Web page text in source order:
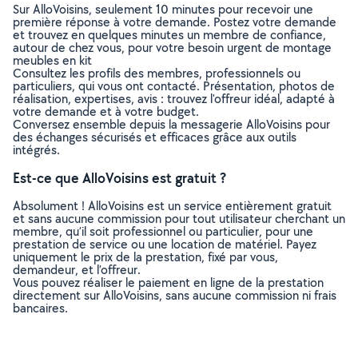
Sur AlloVoisins, seulement 10 minutes pour recevoir une
première réponse à votre demande. Postez votre demande
et trouvez en quelques minutes un membre de confiance,
autour de chez vous, pour votre besoin urgent de montage
meubles en kit
Consultez les profils des membres, professionnels ou
particuliers, qui vous ont contacté. Présentation, photos de
réalisation, expertises, avis : trouvez l'offreur idéal, adapté à
votre demande et à votre budget.
Conversez ensemble depuis la messagerie AlloVoisins pour
des échanges sécurisés et efficaces grâce aux outils
intégrés.
Est-ce que AlloVoisins est gratuit ?
Absolument ! AlloVoisins est un service entièrement gratuit
et sans aucune commission pour tout utilisateur cherchant un
membre, qu’il soit professionnel ou particulier, pour une
prestation de service ou une location de matériel. Payez
uniquement le prix de la prestation, fixé par vous,
demandeur, et l’offreur.
Vous pouvez réaliser le paiement en ligne de la prestation
directement sur AlloVoisins, sans aucune commission ni frais
bancaires.